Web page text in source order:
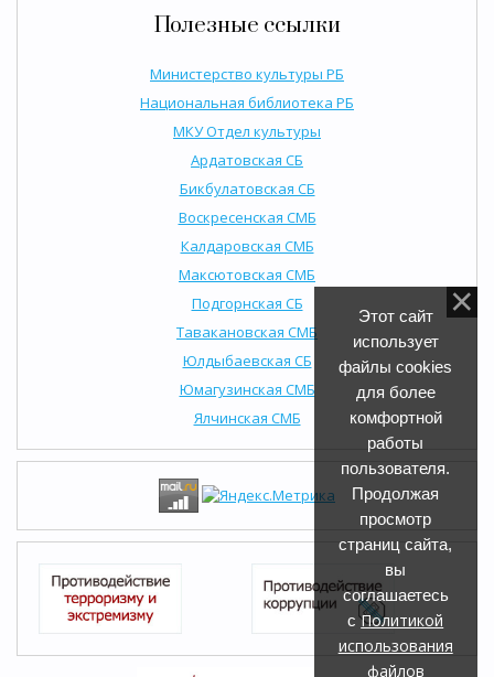
Полезные ссылки
Министерство культуры РБ
Национальная библиотека РБ
МКУ Отдел культуры
Ардатовская СБ
Бикбулатовская СБ
Воскресенская СМБ
Калдаровская СМБ
Максютовская СМБ
Подгорнская СБ
Тавакановская СМБ
Юлдыбаевская СБ
Юмагузинская СМБ
Ялчинская СМБ
Этот сайт
использует
файлы cookies
для более
комфортной
работы
пользователя.
Продолжая
просмотр
страниц сайта,
вы
соглашаетесь
сПолитикой
использования
файлов